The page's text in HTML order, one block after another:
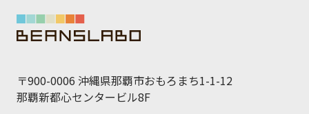
〒900-0006 沖縄県那覇市おもろまち1-1-12
那覇新都心センタービル8F